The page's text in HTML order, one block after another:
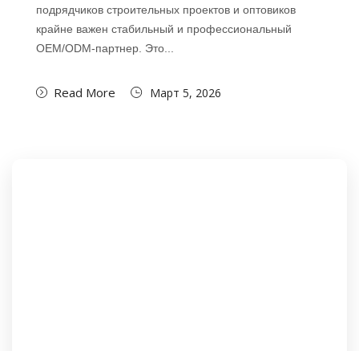
подрядчиков строительных проектов и оптовиков
крайне важен стабильный и профессиональный
OEM/ODM-партнер. Это...
Read More Март 5, 2026